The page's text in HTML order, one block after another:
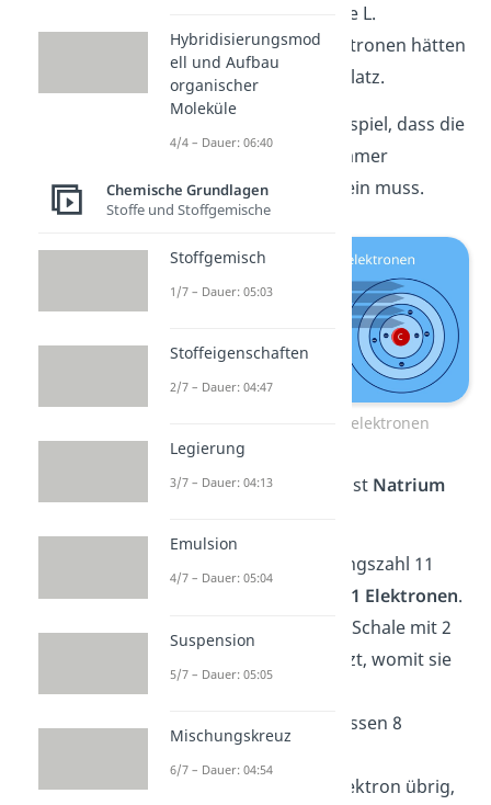
kommen in Schale L.
Zwei weitere Elektronen hätten
in dieser Schale Platz.
Du siehst an dem Beispiel, dass die
Valenzschale nicht immer
vollständig besetzt sein muss.
Kohlenstoff Valenzelektronen
Ein weiteres Beispiel ist Natrium
Es hat die Ordnungszahl 11
11 Elektronen.
Zuerst wird die K-Schale mit 2
Elektronen besetzt, womit sie
In die L-Schale passen 8
Jetzt ist noch 1 Elektron übrig,
Hybridisierungsmod
ell und Aufbau
organischer
Moleküle
4/4 – Dauer: 06:40
Chemische Grundlagen
Stoffe und Stoffgemische
Stoffgemisch
1/7 – Dauer: 05:03
Stoffeigenschaften
2/7 – Dauer: 04:47
Legierung
3/7 – Dauer: 04:13
Emulsion
4/7 – Dauer: 05:04
Suspension
5/7 – Dauer: 05:05
Mischungskreuz
6/7 – Dauer: 04:54